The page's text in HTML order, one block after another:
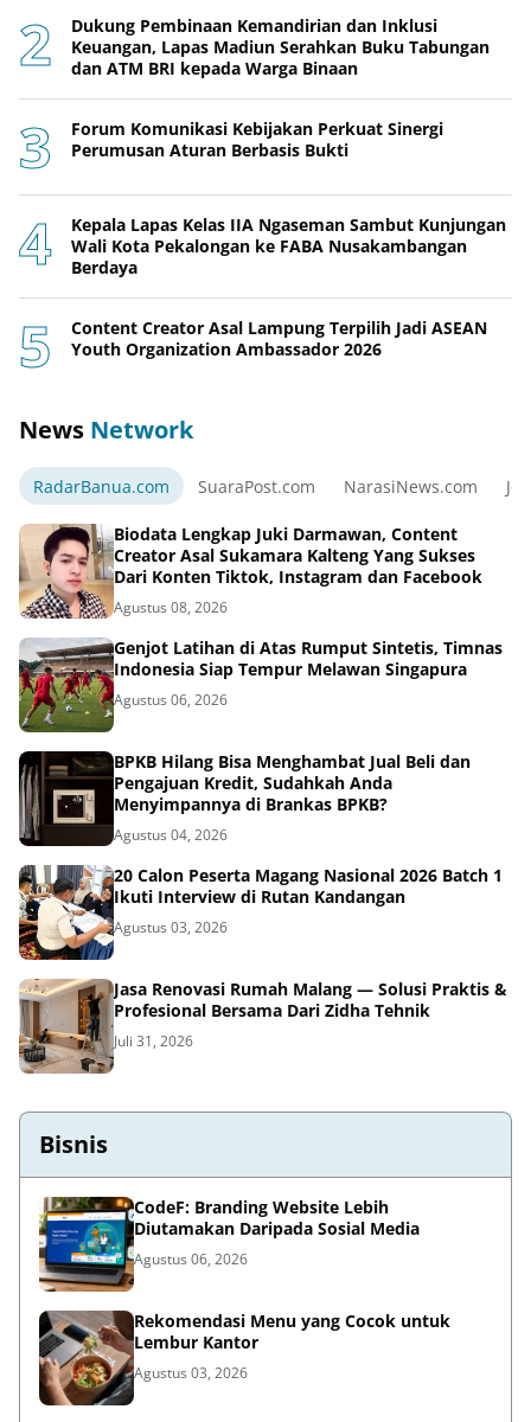
Dukung Pembinaan Kemandirian dan Inklusi
Keuangan, Lapas Madiun Serahkan Buku Tabungan
dan ATM BRI kepada Warga Binaan
Forum Komunikasi Kebijakan Perkuat Sinergi
Perumusan Aturan Berbasis Bukti
Kepala Lapas Kelas IIA Ngaseman Sambut Kunjungan
Wali Kota Pekalongan ke FABA Nusakambangan
Berdaya
Content Creator Asal Lampung Terpilih Jadi ASEAN
Youth Organization Ambassador 2026
News Network
RadarBanua.com SuaraPost.com NarasiNews.com
Biodata Lengkap Juki Darmawan, Content
Creator Asal Sukamara Kalteng Yang Sukses
Dari Konten Tiktok, Instagram dan Facebook
Agustus 08, 2026
Genjot Latihan di Atas Rumput Sintetis, Timnas
Indonesia Siap Tempur Melawan Singapura
Agustus 06, 2026
BPKB Hilang Bisa Menghambat Jual Beli dan
Pengajuan Kredit, Sudahkah Anda
Menyimpannya di Brankas BPKB?
Agustus 04, 2026
20 Calon Peserta Magang Nasional 2026 Batch 1
Ikuti Interview di Rutan Kandangan
Agustus 03, 2026
Jasa Renovasi Rumah Malang — Solusi Praktis &
Profesional Bersama Dari Zidha Tehnik
Juli 31, 2026
Bisnis
CodeF: Branding Website Lebih
Diutamakan Daripada Sosial Media
Agustus 06, 2026
Rekomendasi Menu yang Cocok untuk
Lembur Kantor
Agustus 03, 2026